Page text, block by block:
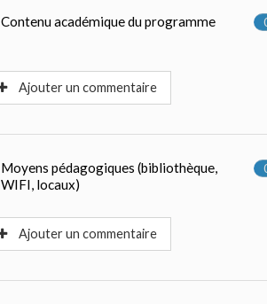
Contenu académique du programme
Ajouter un commentaire
Moyens pédagogiques (bibliothèque,
WIFI, locaux)
Ajouter un commentaire